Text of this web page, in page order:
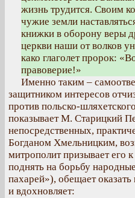
жизнь трудится. Своим
чужие земли
книжки в оборону веры
церкви наши от волков
како глаголет пророк:
правоверие!»
Именно таким –
защитником интересов
против польско-
показывает М. Старицкий
непосредственных,
Богданом Хмельницким,
митрополит призывает его
поднять на борьбу
пахарей»), обещает
и вдохновляет: